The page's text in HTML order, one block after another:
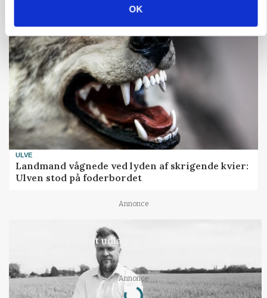
OK
ULVE
Landmand vågnede ved lyden af skrigende kvier:
Ulven stod på foderbordet
Annonce
Det er en uskik at udlægge et røgslør om
Annonce
Loading...